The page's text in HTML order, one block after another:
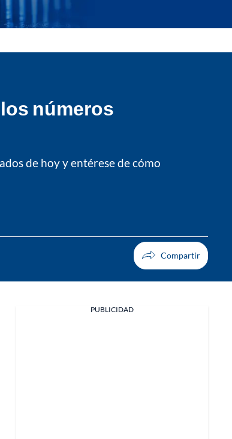
números
de hoy y entérese de cómo
PUBLICIDAD